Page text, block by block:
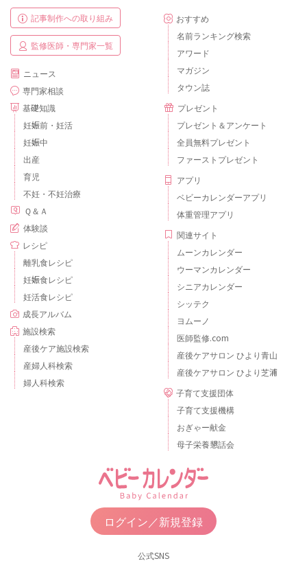
記事制作への取り組み
監修医師・専門家一覧
ニュース
専門家相談
基礎知識
妊娠前・妊活
妊娠中
出産
育児
不妊・不妊治療
Ｑ＆Ａ
体験談
レシピ
離乳食レシピ
妊娠食レシピ
妊活食レシピ
成長アルバム
施設検索
産後ケア施設検索
産婦人科検索
婦人科検索
おすすめ
名前ランキング検索
アワード
マガジン
タウン誌
プレゼント
プレゼント＆アンケート
全員無料プレゼント
ファーストプレゼント
アプリ
ベビーカレンダーアプリ
体重管理アプリ
関連サイト
ムーンカレンダー
ウーマンカレンダー
シニアカレンダー
シッテク
ヨムーノ
医師監修.com
産後ケアサロン ひより青山
産後ケアサロン ひより芝浦
子育て支援団体
子育て支援機構
おぎゃー献金
母子栄養懇話会
ログイン／新規登録
公式SNS